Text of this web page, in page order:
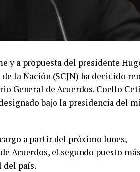
y a propuesta del presidente
la Nación (SCJN) ha decidido
General de Acuerdos. Coello
bajo la presidencia del
a partir del próximo lunes,
Acuerdos, el segundo puesto
del país.